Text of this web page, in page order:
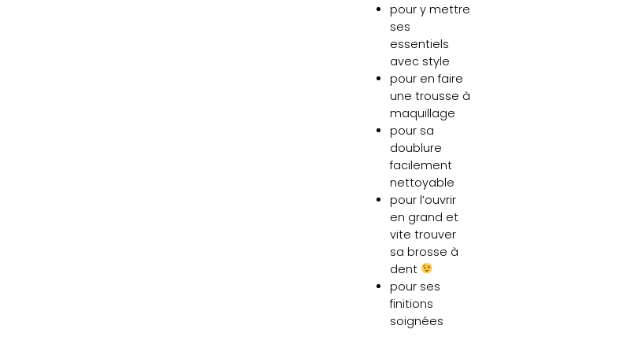
pour y mettre
ses
essentiels
avec style
pour en faire
une trousse à
maquillage
pour sa
doublure
facilement
nettoyable
pour l’ouvrir
en grand et
vite trouver
sa brosse à
dent
pour ses
finitions
soignées